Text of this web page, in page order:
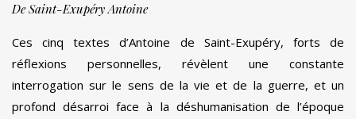
De Saint-Exupéry Antoine
Ces cinq textes d’Antoine de Saint-Exupéry, forts de
réflexions personnelles, révèlent une constante
interrogation sur le sens de la vie et de la guerre, et un
profond désarroi face à la déshumanisation de l’époque